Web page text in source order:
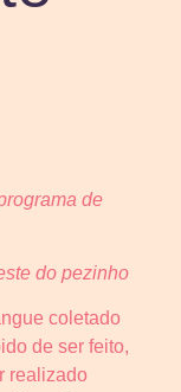
de
do pezinho
coletado
de ser feito,
realizado